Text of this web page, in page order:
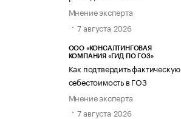
Мнение эксперта
7 августа 2026
ООО «КОНСАЛТИНГОВАЯ
КОМПАНИЯ «ГИД ПО ГОЗ»
Как подтвердить фактическую
себестоимость в ГОЗ
Мнение эксперта
7 августа 2026